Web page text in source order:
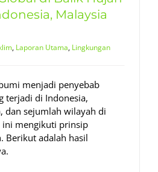
Malaysia
, Laporan Utama, Lingkungan
menjadi penyebab
terjadi di Indonesia,
dan sejumlah wilayah di
ini mengikuti prinsip
Berikut adalah hasil